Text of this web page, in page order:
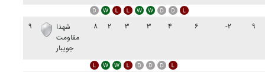
۹
شهدا
مقاومت
جويبار
۸ ۲ ۳ ۳ ۴ ۶ -۲ ۹